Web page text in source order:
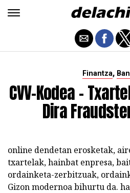
Finantza,
CVV-Kodea -
Dira
online dendetan erosketak,
txartelak, hainbat enpresa,
ordainketa-zerbitzuak,
Gizon modernoa bihurtu da.